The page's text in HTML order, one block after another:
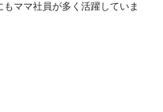
ママ社員が多く活躍していま